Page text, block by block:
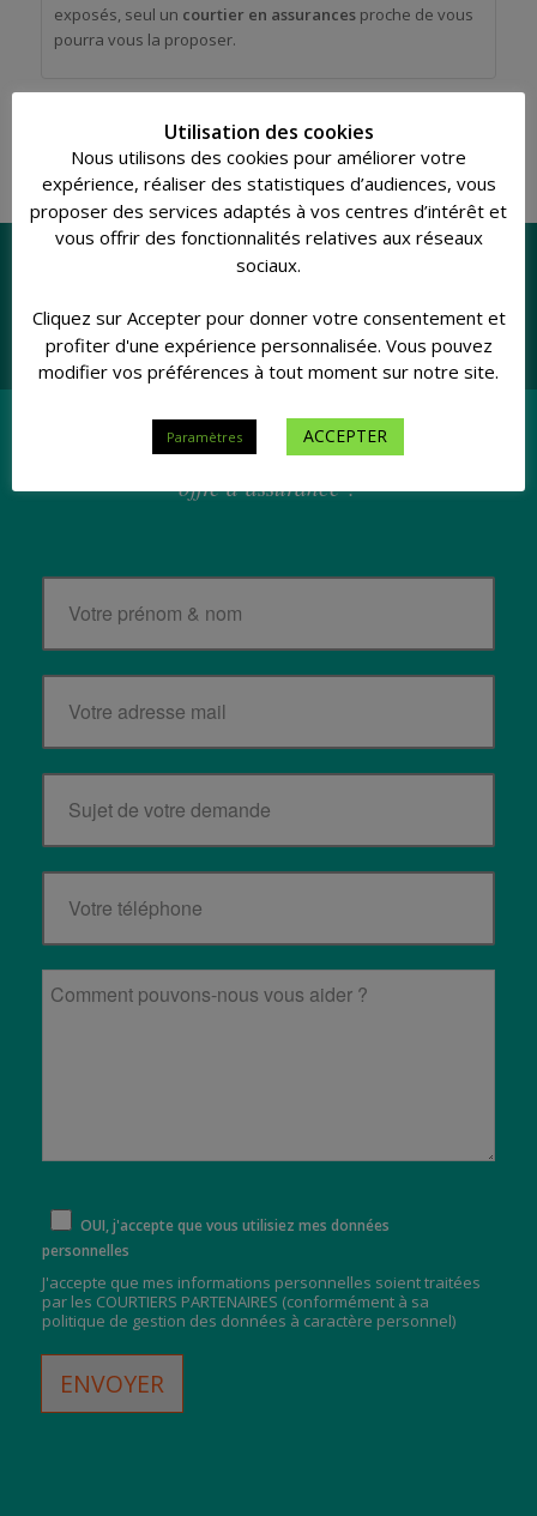
exposés, seul un courtier en assurancesproche de vous
pourra vous la proposer.
NOUVELLE
ASSURANCE
DÉCLARER UN
SINISTRE
Vous souhaitez nous demander une nouvelle
offre d’assurance ?
OUI, j'accepte que vous utilisiez mes données
personnelles
J'accepte que mes informations personnelles soient traitées
par les COURTIERS PARTENAIRES (conformément à sa
politique de gestion des données à caractère personnel)
ENVOYER
Utilisation des cookies
Nous utilisons des cookies pour améliorer votre
expérience, réaliser des statistiques d’audiences, vous
proposer des services adaptés à vos centres d’intérêt et
vous offrir des fonctionnalités relatives aux réseaux
sociaux.
Cliquez sur Accepter pour donner votre consentement et
profiter d'une expérience personnalisée. Vous pouvez
modifier vos préférences à tout moment sur notre site.
Paramètres ACCEPTER